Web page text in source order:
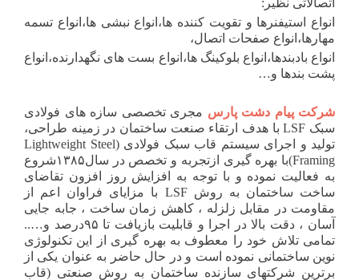
اتصالاتی نظیر:
انواع استیفنرها و تقویت کننده ها،انواع نبشی ها،انواع تسمه
مهارها،انواع صفحات اتصال،
انواع بادبندها،انواع بلوکینگ ها،انواع بست های نگهدارنده،انواع
پشت بندها و…
شرکت پیام دشت پارس مجری تخصصی سازه های فولادی
سبک LSF با هدف ارتقاء صنعت ساختمان در زمینه طراحی،
تولید و اجرای سیستم قاب سبک فولادی (Lightweight Steel
Framing)با بهره گیری ازتجربه و تخصص در سال۱۳۸۵شروع
به فعالیت نموده و با توجه به افزایش روز افزون تقاضای
ساخت ساختمان به روش LSF با مزایای فراوان اعم از
مقاومت در مقابل زلزله ، کاهش زمان ساخت ، جابه جایی
آسان ، دقت بالا در اجرا و قابلیت بازیافت تا ۹۵درصد و…..
تمامی تلاش خود را معطوف به بهره گیری از این تکنولوژی
نوین ساختمانی نموده است و در حال حاضر به عنوان یکی از
برترین شرکتهای سازنده ساختمان به روش صنعتی (قاب